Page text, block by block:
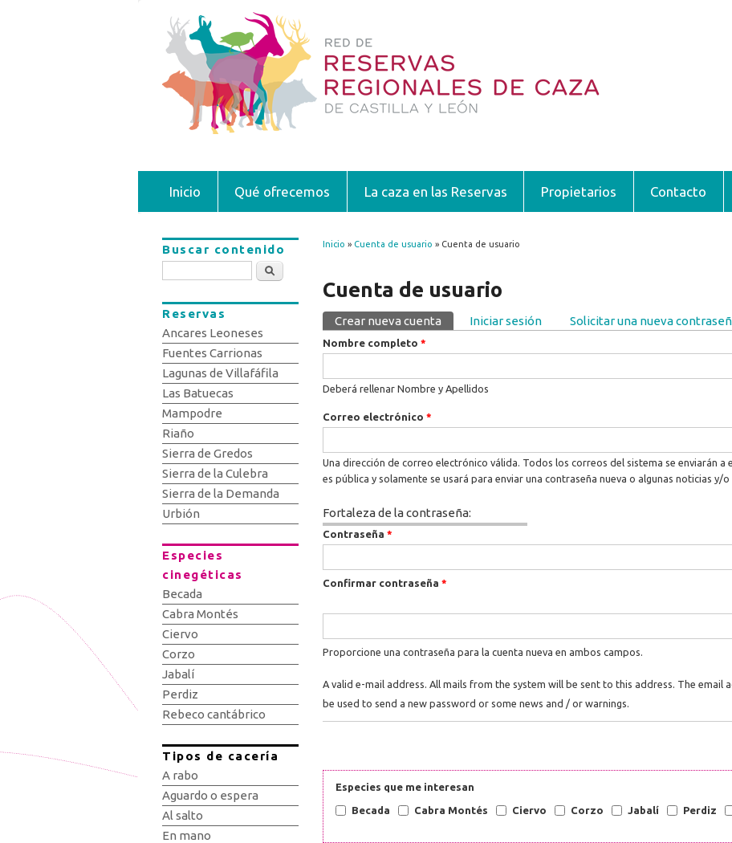
Inicio Qué ofrecemos La caza en las Reservas Propietarios Contacto
Se encuentra usted aquí
Inicio » Cuenta de usuario » Cuenta de usuario
Cuenta de usuario
Solapas principales
Crear nueva cuenta (solapa activa)
Iniciar sesión Solicitar una nueva
Nombre completo *
Deberá rellenar Nombre y Apellidos
Correo electrónico *
Una dirección de correo electrónico válida. Todos los correos del sistema se enviarán a
es pública y solamente se usará para enviar una contraseña nueva o algunas noticias y/o
Fortaleza de la contraseña:
Contraseña *
Confirmar contraseña *
Proporcione una contraseña para la cuenta nueva en ambos campos.
A valid e-mail address. All mails from the system will be sent to this address. The email
be used to send a new password or some news and / or warnings.
Especies que me interesan
Becada Cabra Montés Ciervo Corzo Jabalí Perdiz
Buscar contenido
Buscar
Reservas
Ancares Leoneses
Fuentes Carrionas
Lagunas de Villafáfila
Las Batuecas
Mampodre
Riaño
Sierra de Gredos
Sierra de la Culebra
Sierra de la Demanda
Urbión
Especies
cinegéticas
Becada
Cabra Montés
Ciervo
Corzo
Jabalí
Perdiz
Rebeco cantábrico
Tipos de cacería
A rabo
Aguardo o espera
Al salto
En mano